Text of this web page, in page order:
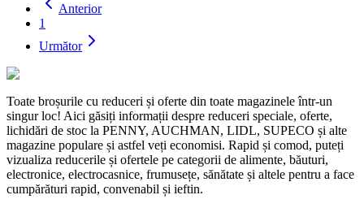
Anterior
1
Următor
Toate broșurile cu reduceri și oferte din toate magazinele într-un
singur loc! Aici găsiți informații despre reduceri speciale, oferte,
lichidări de stoc la PENNY, AUCHMAN, LIDL, SUPECO și alte
magazine populare și astfel veți economisi. Rapid și comod, puteți
vizualiza reducerile și ofertele pe categorii de alimente, băuturi,
electronice, electrocasnice, frumusețe, sănătate și altele pentru a face
cumpărături rapid, convenabil și ieftin.